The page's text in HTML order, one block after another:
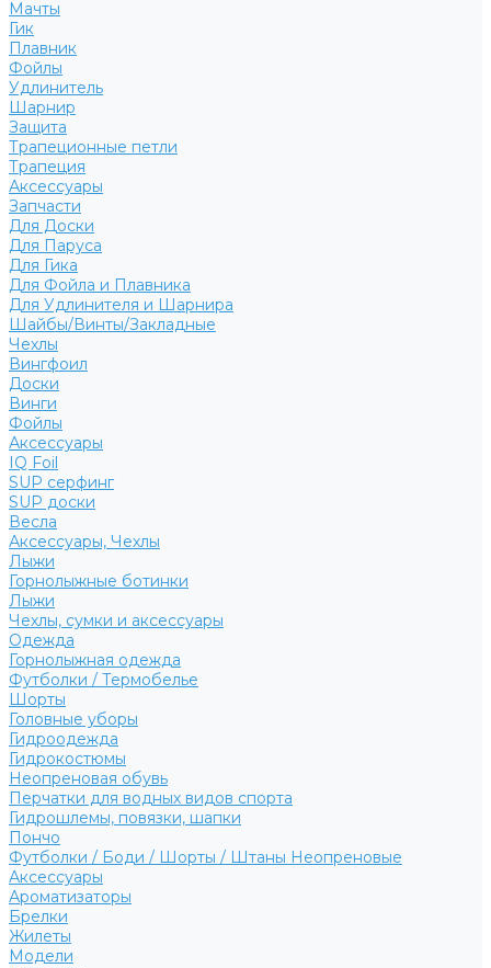
Мачты
Гик
Плавник
Фойлы
Удлинитель
Шарнир
Защита
Трапеционные петли
Трапеция
Аксессуары
Запчасти
Для Доски
Для Паруса
Для Гика
Для Фойла и Плавника
Для Удлинителя и Шарнира
Шайбы/Винты/Закладные
Чехлы
Вингфоил
Доски
Винги
Фойлы
Аксессуары
IQ Foil
SUP серфинг
SUP доски
Весла
Аксессуары, Чехлы
Лыжи
Горнолыжные ботинки
Лыжи
Чехлы, сумки и аксессуары
Одежда
Горнолыжная одежда
Футболки / Термобелье
Шорты
Головные уборы
Гидроодежда
Гидрокостюмы
Неопреновая обувь
Перчатки для водных видов спорта
Гидрошлемы, повязки, шапки
Пончо
Футболки / Боди / Шорты / Штаны Неопреновые
Аксессуары
Ароматизаторы
Брелки
Жилеты
Модели